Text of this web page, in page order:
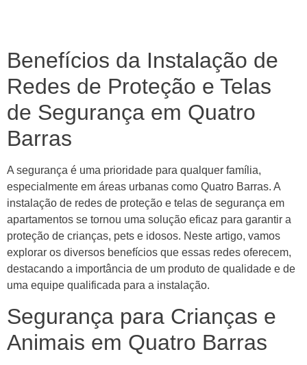
Benefícios da Instalação de
Redes de Proteção e Telas
de Segurança em Quatro
Barras
A segurança é uma prioridade para qualquer família,
especialmente em áreas urbanas como Quatro Barras. A
instalação de redes de proteção e telas de segurança em
apartamentos se tornou uma solução eficaz para garantir a
proteção de crianças, pets e idosos. Neste artigo, vamos
explorar os diversos benefícios que essas redes oferecem,
destacando a importância de um produto de qualidade e de
uma equipe qualificada para a instalação.
Segurança para Crianças e
Animais em Quatro Barras